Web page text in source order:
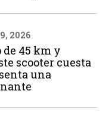
2026
de 45 km y
scooter cuesta
una